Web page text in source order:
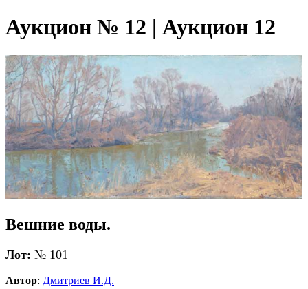
Аукцион № 12 | Аукцион 12
Вешние воды.
Лот: № 101
Автор: Дмитриев И.Д.